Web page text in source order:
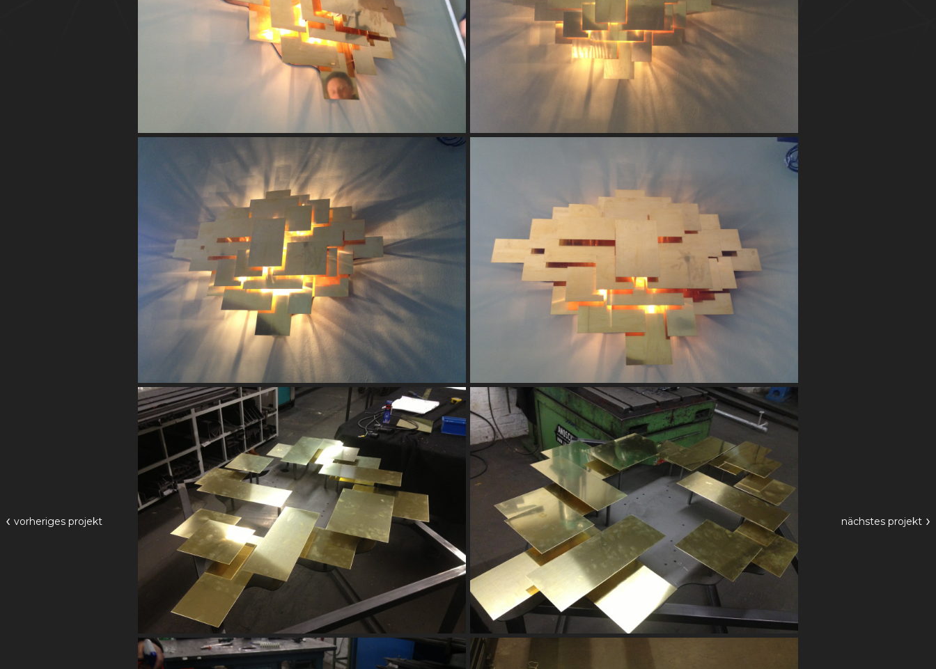
‹ vorheriges projekt nächstes projekt ›